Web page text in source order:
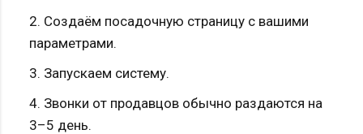
2. Создаём посадочную страницу с вашими
параметрами.
3. Запускаем систему.
4. Звонки от продавцов обычно раздаются на
3–5 день.